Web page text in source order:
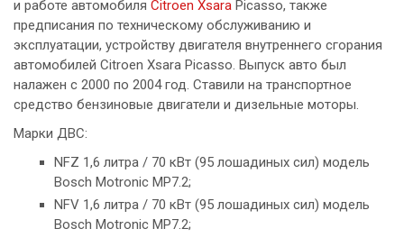
и работе автомобиля Citroen Xsara Picasso, также
предписания по техническому обслуживанию и
эксплуатации, устройству двигателя внутреннего сгорания
автомобилей Citroen Xsara Picasso. Выпуск авто был
налажен с 2000 по 2004 год. Ставили на транспортное
средство бензиновые двигатели и дизельные моторы.
Марки ДВС:
NFZ 1,6 литра / 70 кВт (95 лошадиных сил) модель
Bosch Motronic MP7.2;
NFV 1,6 литра / 70 кВт (95 лошадиных сил) модель
Bosch Motronic MP7.2;